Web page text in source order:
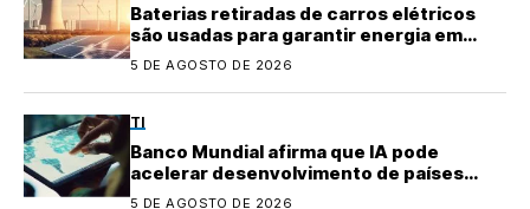
Baterias retiradas de carros elétricos
são usadas para garantir energia em
áreas rurais
5 DE AGOSTO DE 2026
TI
Banco Mundial afirma que IA pode
acelerar desenvolvimento de países
emergentes
5 DE AGOSTO DE 2026